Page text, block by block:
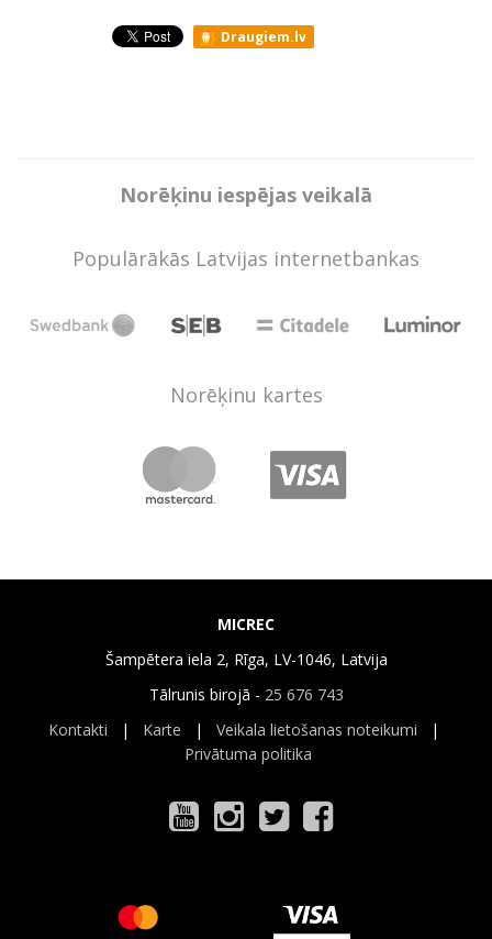
Draugiem.lv
Norēķinu iespējas veikalā
Populārākās Latvijas internetbankas
Norēķinu kartes
MICREC
Šampētera iela 2, Rīga, LV-1046, Latvija
Tālrunis birojā - 25 676 743
Kontakti | Karte | Veikala lietošanas noteikumi |
Privātuma politika